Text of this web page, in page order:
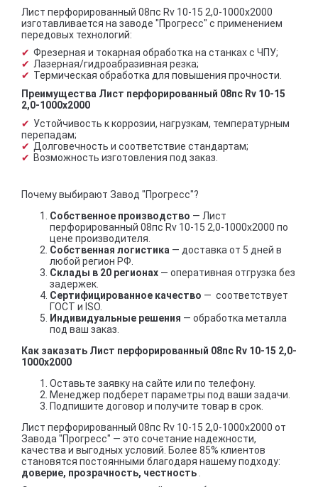
Лист перфорированный 08пс Rv 10-15 2,0-1000х2000
изготавливается на заводе "Прогресс" с применением
передовых технологий:
Фрезерная и токарная обработка на станках с ЧПУ;
Лазерная/гидроабразивная резка;
Термическая обработка для повышения прочности.
Преимущества Лист перфорированный 08пс Rv 10-15
2,0-1000х2000
Устойчивость к коррозии, нагрузкам, температурным
перепадам;
Долговечность и соответствие стандартам;
Возможность изготовления под заказ.
Почему выбирают Завод "Прогресс"?
Собственное производство — Лист
перфорированный 08пс Rv 10-15 2,0-1000х2000 по
цене производителя.
Собственная логистика — доставка от 5 дней в
любой регион РФ.
Склады в 20 регионах — оперативная отгрузка без
задержек.
Сертифицированное качество — соответствует
ГОСТ и ISO.
Индивидуальные решения — обработка металла
под ваш заказ.
Как заказать Лист перфорированный 08пс Rv 10-15 2,0-
1000х2000
Оставьте заявку на сайте или по телефону.
Менеджер подберет параметры под ваши задачи.
Подпишите договор и получите товар в срок.
Лист перфорированный 08пс Rv 10-15 2,0-1000х2000 от
Завода "Прогресс" — это сочетание надежности,
качества и выгодных условий. Более 85% клиентов
становятся постоянными благодаря нашему подходу:
доверие, прозрачность, честность